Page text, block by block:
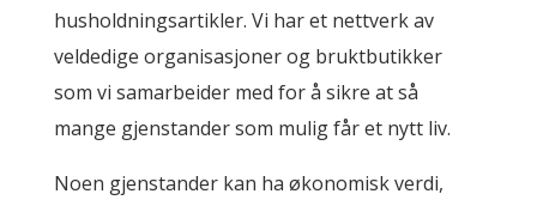
husholdningsartikler. Vi har et nettverk av
veldedige organisasjoner og bruktbutikker
som vi samarbeider med for å sikre at så
mange gjenstander som mulig får et nytt liv.
Noen gjenstander kan ha økonomisk verdi,